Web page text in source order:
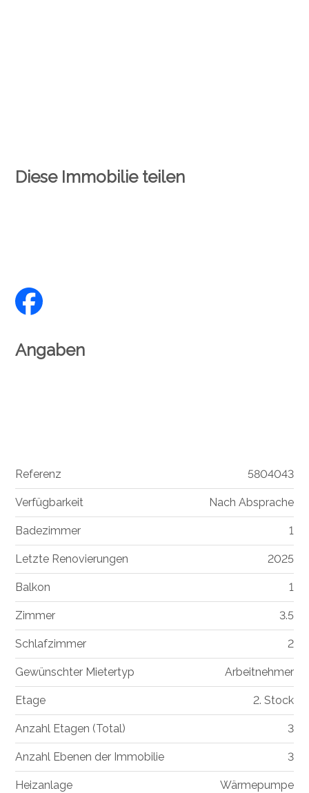
Diese Immobilie teilen
Angaben
Referenz 5804043
Verfügbarkeit Nach Absprache
Badezimmer 1
Letzte Renovierungen 2025
Balkon 1
Zimmer 3.5
Schlafzimmer 2
Gewünschter Mietertyp Arbeitnehmer
Etage 2. Stock
Anzahl Etagen (Total) 3
Anzahl Ebenen der Immobilie 3
Heizanlage Wärmepumpe